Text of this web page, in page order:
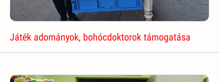
Játék adományok, bohócdoktorok támogatása